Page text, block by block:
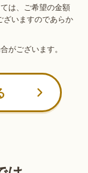
は、ご希望の金額
ざいますのであらか
がございます。